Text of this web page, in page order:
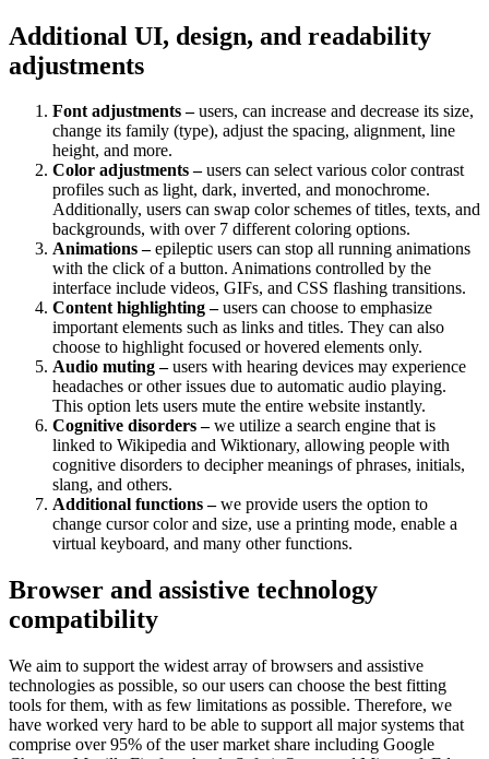
Additional UI, design, and readability
adjustments
Font adjustments –users, can increase and decrease its size,
change its family (type), adjust the spacing, alignment, line
height, and more.
Color adjustments –users can select various color contrast
profiles such as light, dark, inverted, and monochrome.
Additionally, users can swap color schemes of titles, texts, and
backgrounds, with over 7 different coloring options.
Animations –epileptic users can stop all running animations
with the click of a button. Animations controlled by the
interface include videos, GIFs, and CSS flashing transitions.
Content highlighting –users can choose to emphasize
important elements such as links and titles. They can also
choose to highlight focused or hovered elements only.
Audio muting –users with hearing devices may experience
headaches or other issues due to automatic audio playing.
This option lets users mute the entire website instantly.
Cognitive disorders –we utilize a search engine that is
linked to Wikipedia and Wiktionary, allowing people with
cognitive disorders to decipher meanings of phrases, initials,
slang, and others.
Additional functions –we provide users the option to
change cursor color and size, use a printing mode, enable a
virtual keyboard, and many other functions.
Browser and assistive technology
compatibility
We aim to support the widest array of browsers and assistive
technologies as possible, so our users can choose the best fitting
tools for them, with as few limitations as possible. Therefore, we
have worked very hard to be able to support all major systems that
comprise over 95% of the user market share including Google